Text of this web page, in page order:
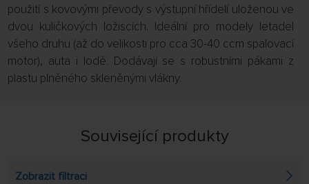
použití s kovovými převody s výstupní hřídelí uloženou ve
dvou kuličkových ložiscích. Ideální pro modely letadel
všeho druhu (až do velikosti pro cca 30-40 ccm spalovací
motor), auta i lodě. Dodávají se s robustními pákami z
plastu plněného skleněnými vlákny.
Související produkty
Zobrazit filtraci